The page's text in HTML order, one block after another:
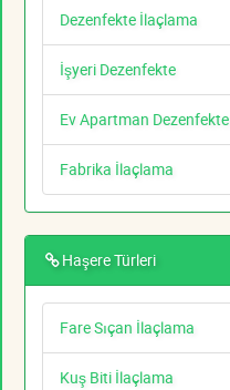
Dezenfekte İlaçlama
İşyeri Dezenfekte
Ev Apartman Dezenfekte
Fabrika İlaçlama
Haşere Türleri
Fare Sıçan İlaçlama
Kuş Biti İlaçlama